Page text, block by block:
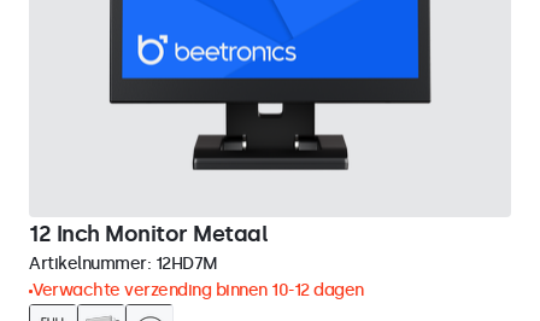
12 Inch Monitor Metaal
Artikelnummer: 12HD7M
Verwachte verzending binnen 10-12 dagen